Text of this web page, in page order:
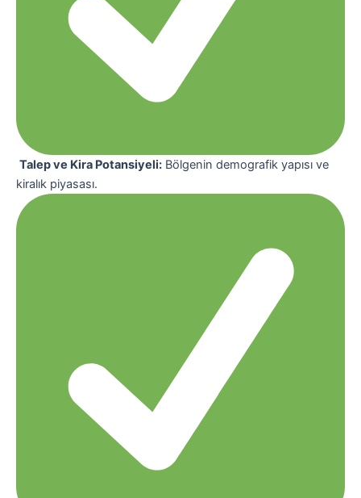
Talep ve Kira Potansiyeli: Bölgenin demografik yapısı ve
kiralık piyasası.